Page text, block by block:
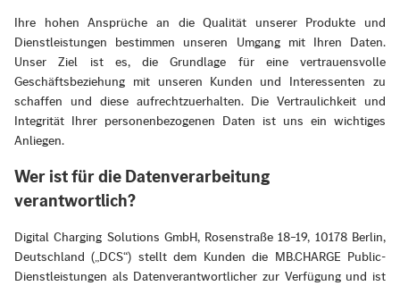
Ihre hohen Ansprüche an die Qualität unserer Produkte und
Dienstleistungen bestimmen unseren Umgang mit Ihren Daten.
Unser Ziel ist es, die Grundlage für eine vertrauensvolle
Geschäftsbeziehung mit unseren Kunden und Interessenten zu
schaffen und diese aufrechtzuerhalten. Die Vertraulichkeit und
Integrität Ihrer personenbezogenen Daten ist uns ein wichtiges
Anliegen.
Wer ist für die Datenverarbeitung
verantwortlich?
Digital Charging Solutions GmbH, Rosenstraße 18–19, 10178 Berlin,
Deutschland („DCS“) stellt dem Kunden die MB.CHARGE Public-
Dienstleistungen als Datenverantwortlicher zur Verfügung und ist